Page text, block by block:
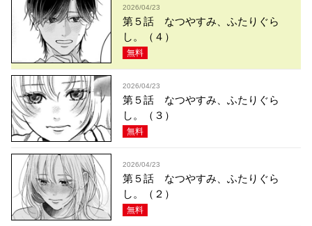
2026/04/23
第５話 なつやすみ、ふたりぐら
し。（４）
無料
2026/04/23
第５話 なつやすみ、ふたりぐら
し。（３）
無料
2026/04/23
第５話 なつやすみ、ふたりぐら
し。（２）
無料